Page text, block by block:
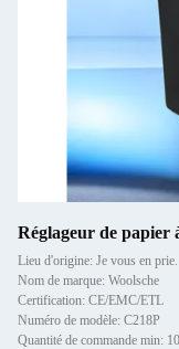
Réglageur de papier
Lieu d'origine: Je vous en prie.
Nom de marque: Woolsche
Certification: CE/EMC/ETL
Numéro de modèle: C218P
Quantité de commande min: